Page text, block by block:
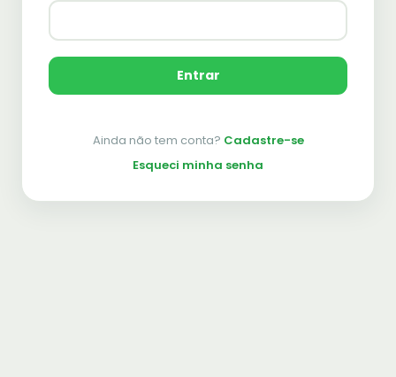
Entrar
Ainda não tem conta? Cadastre-se
Esqueci minha senha